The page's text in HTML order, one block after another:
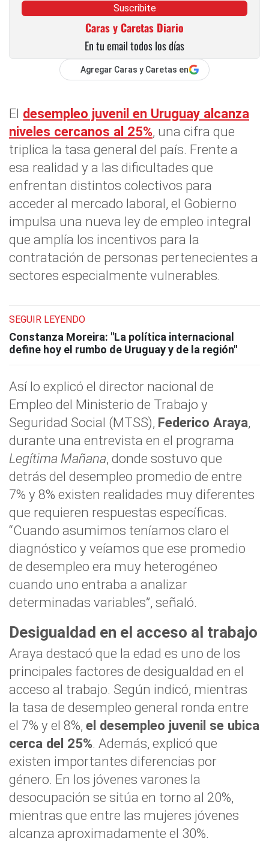
Suscribite
Caras y Caretas Diario
En tu email todos los días
Agregar Caras y Caretas en
El desempleo juvenil en Uruguay alcanza
niveles cercanos al 25%, una cifra que
triplica la tasa general del país. Frente a
esa realidad y a las dificultades que
enfrentan distintos colectivos para
acceder al mercado laboral, el Gobierno
impulsa una nueva ley de empleo integral
que amplía los incentivos para la
contratación de personas pertenecientes a
sectores especialmente vulnerables.
SEGUIR LEYENDO
Constanza Moreira: "La política internacional
define hoy el rumbo de Uruguay y de la región"
Así lo explicó el director nacional de
Empleo del Ministerio de Trabajo y
Seguridad Social (MTSS), Federico Araya,
durante una entrevista en el programa
Legítima Mañana, donde sostuvo que
detrás del desempleo promedio de entre
7% y 8% existen realidades muy diferentes
que requieren respuestas específicas.
“Cuando asumimos teníamos claro el
diagnóstico y veíamos que ese promedio
de desempleo era muy heterogéneo
cuando uno entraba a analizar
determinadas variables”, señaló.
Desigualdad en el acceso al trabajo
Araya destacó que la edad es uno de los
principales factores de desigualdad en el
acceso al trabajo. Según indicó, mientras
la tasa de desempleo general ronda entre
el 7% y el 8%, el desempleo juvenil se ubica
cerca del 25%. Además, explicó que
existen importantes diferencias por
género. En los jóvenes varones la
desocupación se sitúa en torno al 20%,
mientras que entre las mujeres jóvenes
alcanza aproximadamente el 30%.